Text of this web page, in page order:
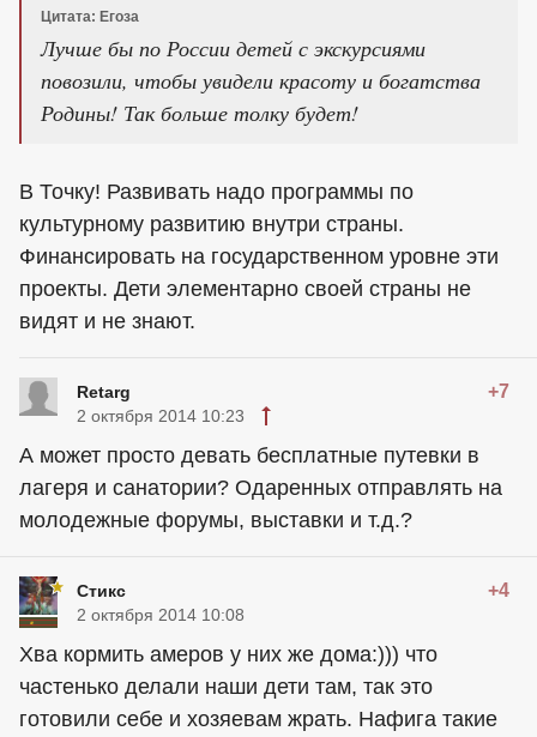
Цитата: Егоза
Лучше бы по России детей с экскурсиями
повозили, чтобы увидели красоту и богатства
Родины! Так больше толку будет!
В Точку! Развивать надо программы по
культурному развитию внутри страны.
Финансировать на государственном уровне эти
проекты. Дети элементарно своей страны не
видят и не знают.
Retarg +7
2 октября 2014 10:23
А может просто девать бесплатные путевки в
лагеря и санатории? Одаренных отправлять на
молодежные форумы, выставки и т.д.?
Стикс +4
2 октября 2014 10:08
Хва кормить амеров у них же дома:))) что
частенько делали наши дети там, так это
готовили себе и хозяевам жрать. Нафига такие